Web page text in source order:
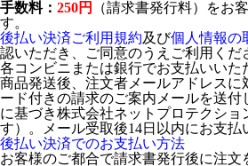
手数料： 250円
（請求書発行料）をお
す。
後払い決済ご利用規約及び個人情報の
認いただき、ご同意のうえご利用くだ
各コンビニまたは銀行でお支払いいた
商品発送後、注文者メールアドレスに
ード付きの請求のご案内メールを送
に基づき株式会社ネットプロテクショ
す）。メール受取後14日以内にお支払
後払い決済でのお支払い方法
お客様のご都合で請求書発行後に注